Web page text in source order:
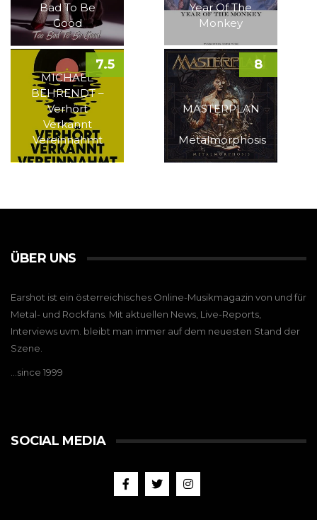
Bad To Be
Good
Year Of The
Monkey
MICHAEL
BEHRENDT –
Verhört
Verkannt
Vereinnahmt
7.5
MASTERPLAN
–
Metalmorphosis
8
ÜBER UNS
Earshot ist ein österreichisches Online-Musikmagazin von und für
Metal- und Rockfans. Mit aktuellen News, Live-Reports,
Interviews uvm. bleibt man immer auf dem neuesten Stand der
Szene.
…since 1999
SOCIAL MEDIA